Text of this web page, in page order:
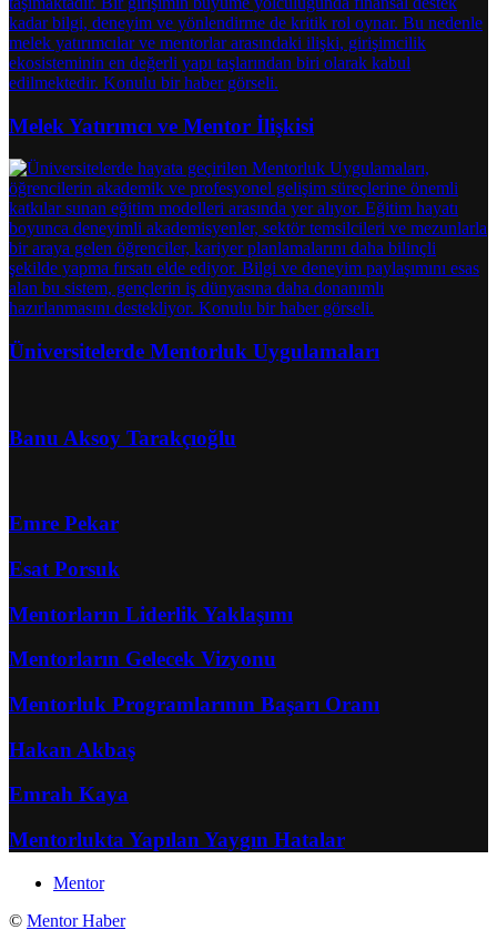
Melek Yatırımcı ve Mentor İlişkisi
Üniversitelerde Mentorluk Uygulamaları
Banu Aksoy Tarakçıoğlu
Emre Pekar
Esat Porsuk
Mentorların Liderlik Yaklaşımı
Mentorların Gelecek Vizyonu
Mentorluk Programlarının Başarı Oranı
Hakan Akbaş
Emrah Kaya
Mentorlukta Yapılan Yaygın Hatalar
Mentor
© Mentor Haber